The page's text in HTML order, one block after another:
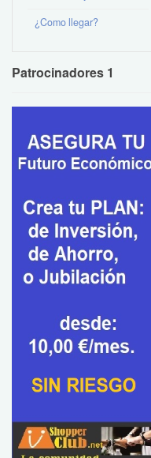
¿Como llegar?
Patrocinadores 1